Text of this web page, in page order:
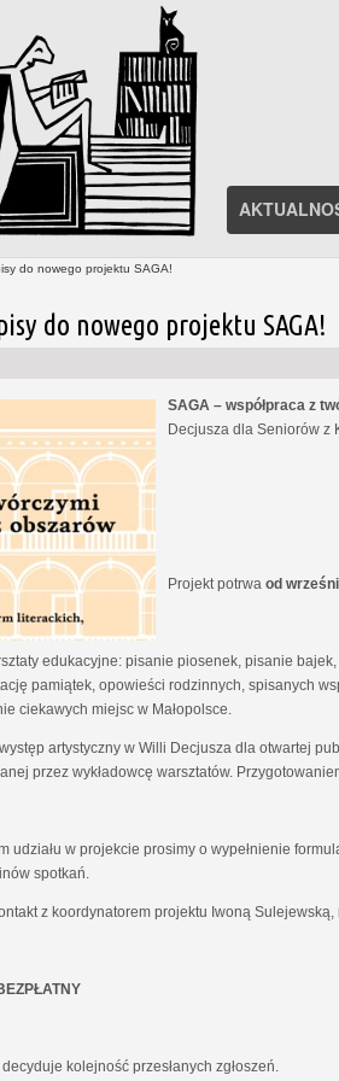
do nowego projektu SAGA!
do nowego projektu SAGA!
SAGA – współpraca z
Decjusza dla Seniorów z
Projekt potrwa od
edukacyjne: pisanie piosenek, pisanie
pamiątek, opowieści rodzinnych, spisanych
ciekawych miejsc w Małopolsce.
artystyczny w Willi Decjusza dla otwartej
przez wykładowcę warsztatów.
udziału w projekcie prosimy o wypełnienie
spotkań.
z koordynatorem projektu Iwoną
kolejność przesłanych zgłoszeń.